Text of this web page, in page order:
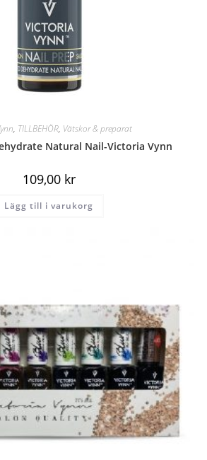
, TILLBEHÖR, Vätskor & preparat
Natural Nail-Victoria Vynn
109,00 kr
Lägg till i varukorg